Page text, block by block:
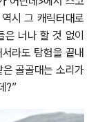
시 그 캐릭터대로
은 너나 할 것 없이
라도 탐험을 끝내
골골대는 소리가
?”